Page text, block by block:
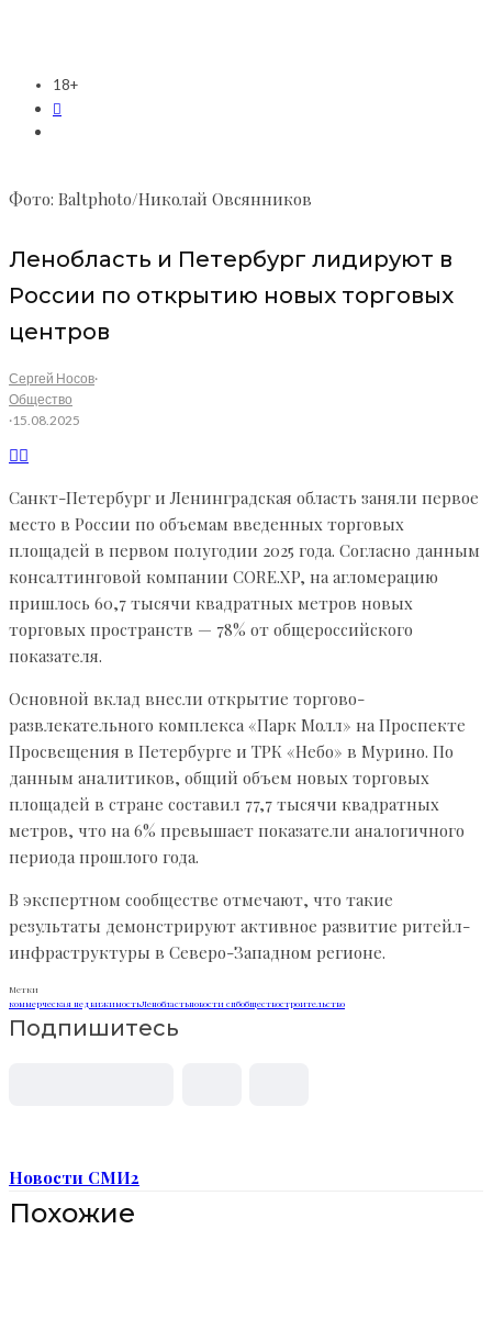
18+
Фото: Baltphoto/Николай Овсянников
Ленобласть и Петербург лидируют в
России по открытию новых торговых
центров
Сергей Носов·
Общество
·15.08.2025
Санкт-Петербург и Ленинградская область заняли первое
место в России по объемам введенных торговых
площадей в первом полугодии 2025 года. Согласно данным
консалтинговой компании CORE.XP, на агломерацию
пришлось 60,7 тысячи квадратных метров новых
торговых пространств — 78% от общероссийского
показателя.
Основной вклад внесли открытие торгово-
развлекательного комплекса «Парк Молл» на Проспекте
Просвещения в Петербурге и ТРК «Небо» в Мурино. По
данным аналитиков, общий объем новых торговых
площадей в стране составил 77,7 тысячи квадратных
метров, что на 6% превышает показатели аналогичного
периода прошлого года.
В экспертном сообществе отмечают, что такие
результаты демонстрируют активное развитие ритейл-
инфраструктуры в Северо-Западном регионе.
Метки
коммерческая недвижимостьЛенобластьновости спбобществостроительство
Подпишитесь
Новости СМИ2
Похожие